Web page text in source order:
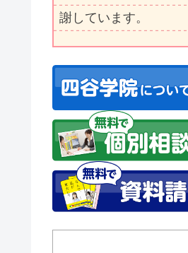
謝しています。